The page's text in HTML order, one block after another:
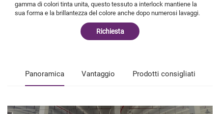
gamma di colori tinta unita, questo tessuto a interlock mantiene la
sua forma e la brillantezza del colore anche dopo numerosi lavaggi.
Richiesta
Panoramica Vantaggio Prodotti consigliati